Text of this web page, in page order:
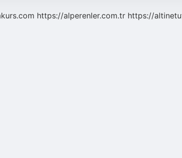
https://alperenler.com.tr https://